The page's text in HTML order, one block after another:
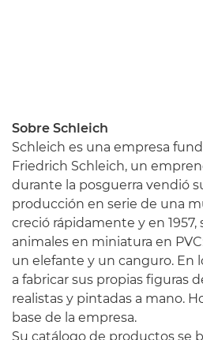
Sobre Schleich
Schleich es una empresa
Friedrich Schleich, un
durante la posguerra vendió
producción en serie de una
creció rápidamente y en
animales en miniatura en
un elefante y un canguro. En
a fabricar sus propias figuras
realistas y pintadas a mano.
base de la empresa.
Su catálogo de productos se